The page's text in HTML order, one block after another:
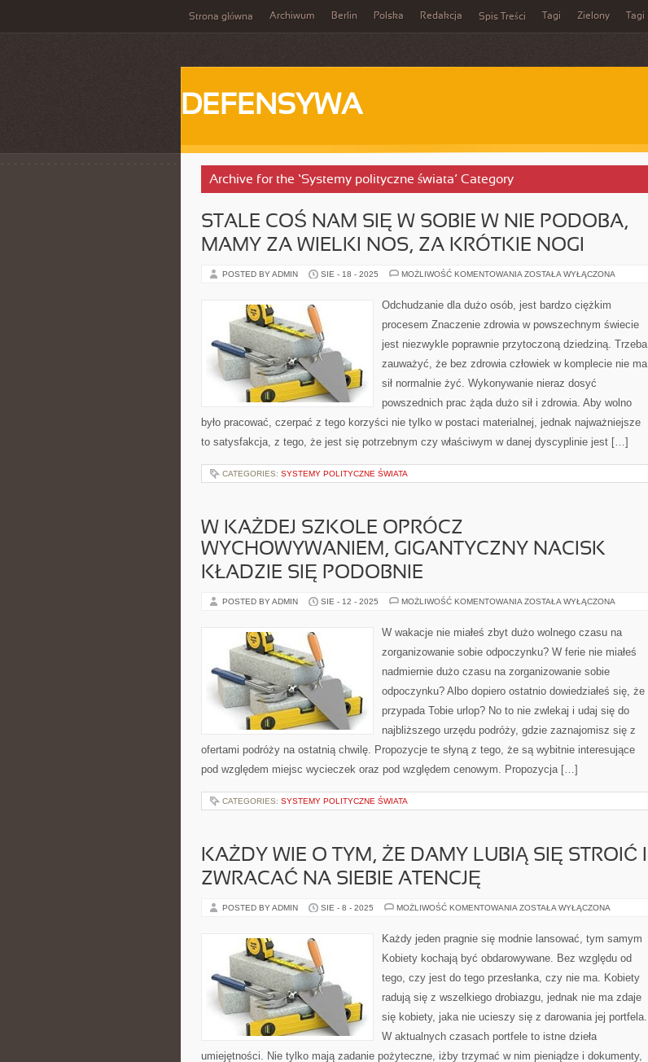
Strona główna Archiwum Berlin Polska Redakcja Spis Treści Tagi Zielony Tagi
DEFENSYWA
Archive for the ‘Systemy polityczne świata’ Category
STALE COŚ NAM SIĘ W SOBIE W NIE PODOBA,
MAMY ZA WIELKI NOS, ZA KRÓTKIE NOGI
POSTED BY ADMIN SIE - 18 - 2025 MOŻLIWOŚĆ KOMENTOWANIA STALE
SIĘ
W
W
PODOBA,
ZA
NOS,
ZA
KRÓTKIE
NOGI
ZOSTAŁA WYŁĄCZONA
Odchudzanie dla dużo osób, jest bardzo ciężkim
procesem Znaczenie zdrowia w powszechnym świecie
jest niezwykle poprawnie przytoczoną dziedziną. Trzeba
zauważyć, że bez zdrowia człowiek w komplecie nie ma
sił normalnie żyć. Wykonywanie nieraz dosyć
powszednich prac żąda dużo sił i zdrowia. Aby wolno
było pracować, czerpać z tego korzyści nie tylko w postaci materialnej, jednak najważniejsze
to satysfakcja, z tego, że jest się potrzebnym czy właściwym w danej dyscyplinie jest […]
CATEGORIES: SYSTEMY POLITYCZNE ŚWIATA
W KAŻDEJ SZKOLE OPRÓCZ
WYCHOWYWANIEM, GIGANTYCZNY NACISK
KŁADZIE SIĘ PODOBNIE
POSTED BY ADMIN SIE - 12 - 2025 MOŻLIWOŚĆ KOMENTOWANIA W
OPRÓCZ
WYCHOWYWANIEM,
NACISK
SIĘ
ZOSTAŁA WYŁĄCZONA
W wakacje nie miałeś zbyt dużo wolnego czasu na
zorganizowanie sobie odpoczynku? W ferie nie miałeś
nadmiernie dużo czasu na zorganizowanie sobie
odpoczynku? Albo dopiero ostatnio dowiedziałeś się, że
przypada Tobie urlop? No to nie zwlekaj i udaj się do
najbliższego urzędu podróży, gdzie zaznajomisz się z
ofertami podróży na ostatnią chwilę. Propozycje te słyną z tego, że są wybitnie interesujące
pod względem miejsc wycieczek oraz pod względem cenowym. Propozycja […]
CATEGORIES: SYSTEMY POLITYCZNE ŚWIATA
KAŻDY WIE O TYM, ŻE DAMY LUBIĄ SIĘ STROIĆ I
ZWRACAĆ NA SIEBIE ATENCJĘ
POSTED BY ADMIN SIE - 8 - 2025 MOŻLIWOŚĆ KOMENTOWANIA KAŻDY
TYM,
ŻE
LUBIĄ
STROIĆ
ZWRACAĆ
SIEBIE
ATENCJĘ
ZOSTAŁA WYŁĄCZONA
Każdy jeden pragnie się modnie lansować, tym samym
Kobiety kochają być obdarowywane. Bez względu od
tego, czy jest do tego przesłanka, czy nie ma. Kobiety
radują się z wszelkiego drobiazgu, jednak nie ma zdaje
się kobiety, jaka nie ucieszy się z darowania jej portfela.
W aktualnych czasach portfele to istne dzieła
umiejętności. Nie tylko mają zadanie pożyteczne, iżby trzymać w nim pieniądze i dokumenty,